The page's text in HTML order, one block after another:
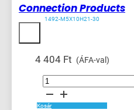
Connection Products
1492-M5X10H21-30
4 404 Ft (ÁFA-val)
Connection
Products
mennyiség
Kosár